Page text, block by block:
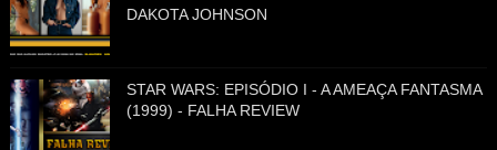
DAKOTA JOHNSON
STAR WARS: EPISÓDIO I - A AMEAÇA FANTASMA
(1999) - FALHA REVIEW